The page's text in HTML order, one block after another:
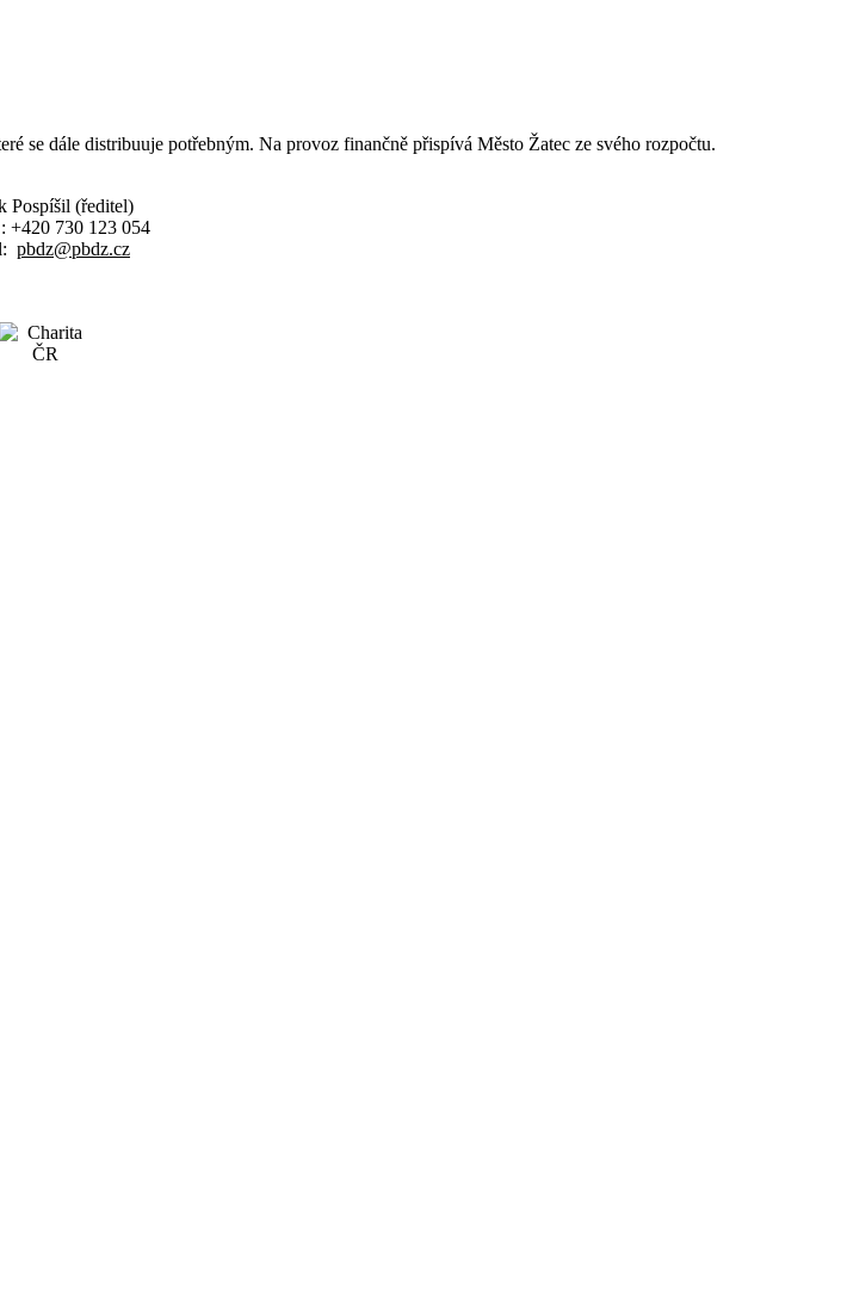
se dále distribuuje potřebným. Na provoz finančně přispívá Město Žatec ze svého rozpočtu.
Pospíšil (ředitel)
+420 730 123 054
pbdz@pbdz.cz